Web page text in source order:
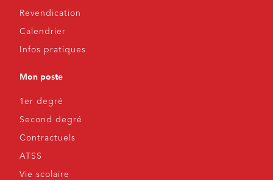
Revendication
Calendrier
Infos pratiques
Mon poste
1er degré
Second degré
Contractuels
ATSS
Vie scolaire